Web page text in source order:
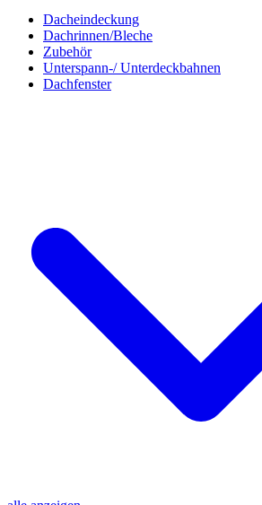
Dacheindeckung
Dachrinnen/Bleche
Zubehör
Unterspann-/ Unterdeckbahnen
Dachfenster